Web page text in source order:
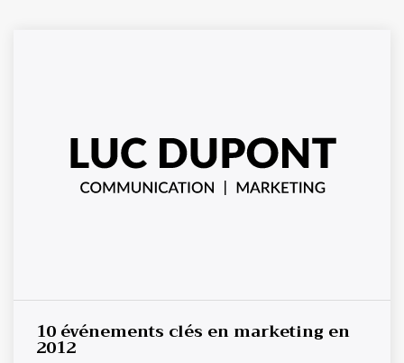
10 événements clés en marketing en
2012